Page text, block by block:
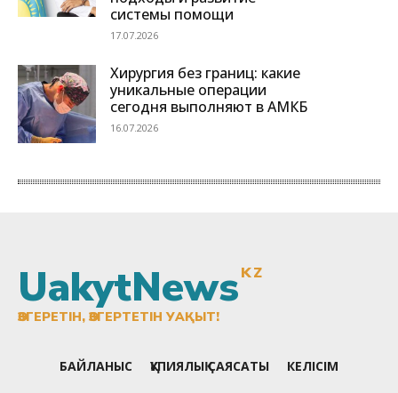
UakytNewsKZ
ӨЗГЕРЕТІН, ӨЗГЕРТЕТІН УАҚЫТ!
БАЙЛАНЫС ҚҰПИЯЛЫҚ САЯСАТЫ КЕЛІСІМ